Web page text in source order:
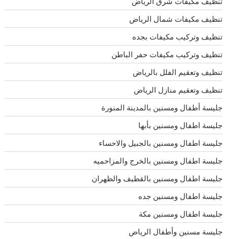
تنظيف مكيفات شمال الرياض
تنظيف وتركيب مكيفات بجده
تنظيف وتركيب مكيفات حفر الباطن
تنظيف وتعقيم الفلل بالرياض
تنظيف وتعقيم منازل الرياض
جليسة أطفال ومسنين بالمدينة المنورة
جليسة اطفال ومسنين بأبها
جليسة اطفال ومسنين بالجبيل والاحساء
جليسة اطفال ومسنين بالخرج والمزاحميه
جليسة اطفال ومسنين بالقطيف والظهران
جليسة اطفال ومسنين جده
جليسة اطفال ومسنين مكة
جليسة مسنين وأطفال الرياض